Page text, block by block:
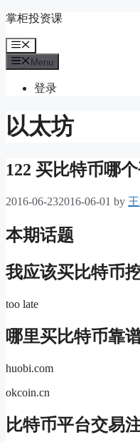
Skip
content
掌柜投资课
Menu
Menu
登录
以太坊
122 买比特币哪
2016-06-232016-06-01 by
本期话题
我应该买比特币
too late
哪里买比特币靠
huobi.com
okcoin.cn
比特币平台交易